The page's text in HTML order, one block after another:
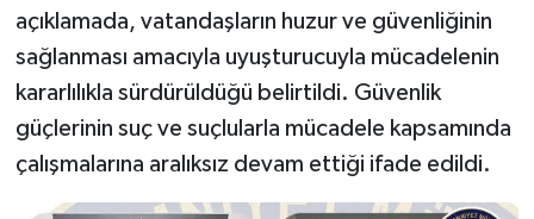
açıklamada, vatandaşların huzur ve güvenliğinin
sağlanması amacıyla uyuşturucuyla mücadelenin
kararlılıkla sürdürüldüğü belirtildi. Güvenlik
güçlerinin suç ve suçlularla mücadele kapsamında
çalışmalarına aralıksız devam ettiği ifade edildi.